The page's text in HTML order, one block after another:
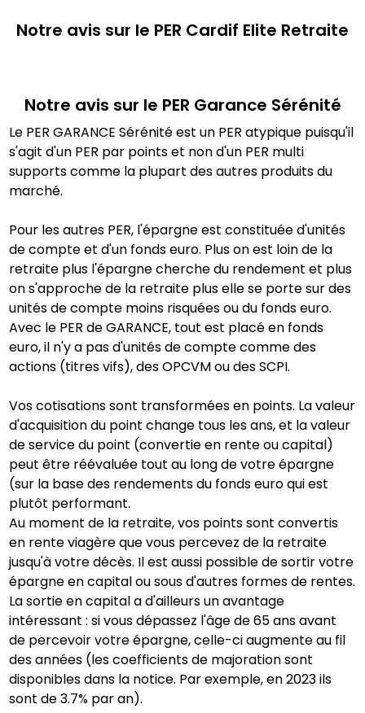
Notre avis sur le PER Cardif Elite Retraite
Notre avis sur le PER Garance Sérénité
Le PER GARANCE Sérénité est un PER atypique puisqu'il
s'agit d'un PER par points et non d'un PER multi
supports comme la plupart des autres produits du
marché.
Pour les autres PER, l'épargne est constituée d'unités
de compte et d'un fonds euro. Plus on est loin de la
retraite plus l'épargne cherche du rendement et plus
on s'approche de la retraite plus elle se porte sur des
unités de compte moins risquées ou du fonds euro.
Avec le PER de GARANCE, tout est placé en fonds
euro, il n'y a pas d'unités de compte comme des
actions (titres vifs), des OPCVM ou des SCPI.
Vos cotisations sont transformées en points. La valeur
d'acquisition du point change tous les ans, et la valeur
de service du point (convertie en rente ou capital)
peut être réévaluée tout au long de votre épargne
(sur la base des rendements du fonds euro qui est
plutôt performant.
Au moment de la retraite, vos points sont convertis
en rente viagère que vous percevez de la retraite
jusqu'à votre décès. Il est aussi possible de sortir votre
épargne en capital ou sous d'autres formes de rentes.
La sortie en capital a d'ailleurs un avantage
intéressant : si vous dépassez l'âge de 65 ans avant
de percevoir votre épargne, celle-ci augmente au fil
des années (les coefficients de majoration sont
disponibles dans la notice. Par exemple, en 2023 ils
sont de 3.7% par an).